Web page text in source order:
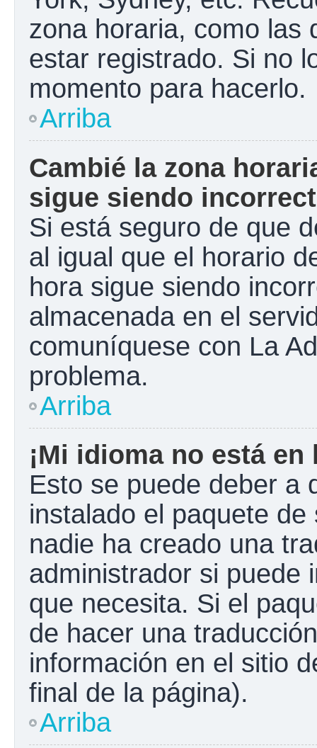
zona horaria, como las
estar registrado. Si no
momento para hacerlo.
Arriba
Cambié la zona
sigue siendo
Si está seguro de que
al igual que el horario
hora sigue siendo
almacenada en el
comuníquese con La
problema.
Arriba
¡Mi idioma no está
Esto se puede deber a
instalado el paquete
nadie ha creado una
administrador si puede
que necesita. Si el
de hacer una
información en el sitio
final de la página).
Arriba